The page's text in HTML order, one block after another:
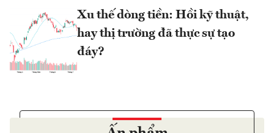
Xu thế dòng tiền: Hồi kỹ thuật,
hay thị trường đã thực sự tạo
đáy?